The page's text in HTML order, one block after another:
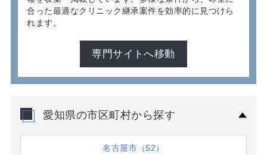
合った最適なクリニック継承案件を効率的に見つけら
れます。
専門サイトへ移動
愛知県の市区町村から探す
名古屋市（52）